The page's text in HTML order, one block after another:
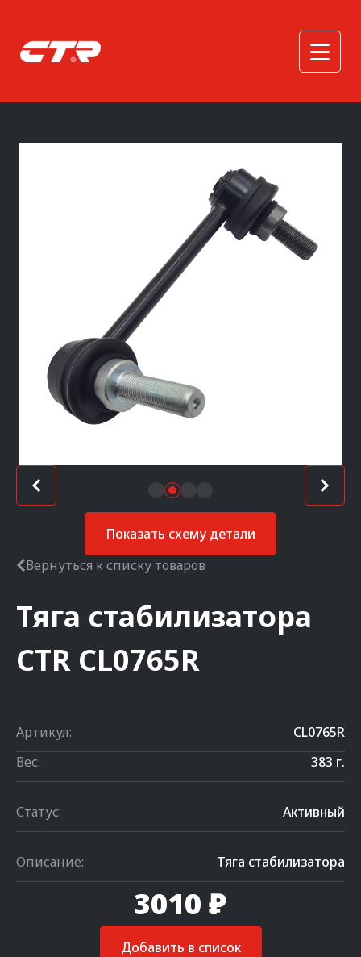
Показать схему детали
Вернуться к списку товаров
Тяга стабилизатора
CTR CL0765R
Артикул:
CL0765R
Вес:
383 г.
Статус: Активный
Описание: Тяга стабилизатора
3010 ₽
Добавить в список